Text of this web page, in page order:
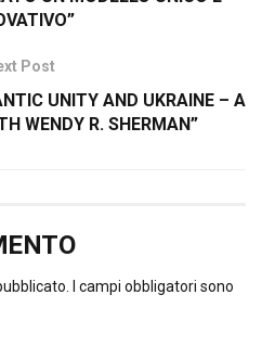
Post
UNITY AND UKRAINE – A
WENDY R. SHERMAN”
I campi obbligatori sono